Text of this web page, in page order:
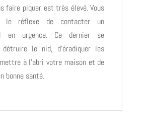
faire piquer est très élevé. Vous
le réflexe de contacter un
en urgence. Ce dernier se
détruire le nid, d’éradiquer les
à l’abri votre maison et de
bonne santé.